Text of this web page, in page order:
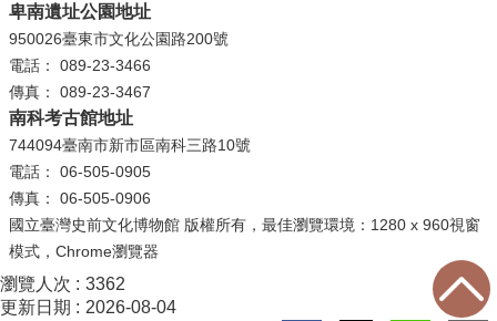
施
服
務
服
務
信
箱
網
站
導
覽
卑南遺址公園地址
950026臺東市文化公園路200號
電話： 089-23-3466
傳真： 089-23-3467
南科考古館地址
744094臺南市新市區南科三路10號
電話： 06-505-0905
傳真： 06-505-0906
國立臺灣史前文化博物館 版權所有，最佳瀏覽環境：1280 x 960視窗
模式，Chrome瀏覽器
瀏覽人次
3362
更新日期
2026-08-04